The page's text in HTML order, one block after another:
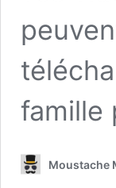
famille
Moustache